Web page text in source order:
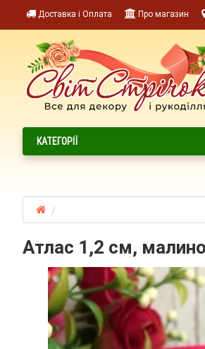
Доставка і Оплата Про магазин
КАТЕГОРІЇ
Атлас 1,2 см,